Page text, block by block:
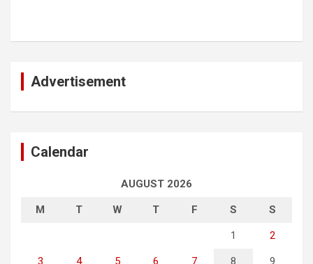
Advertisement
Calendar
AUGUST 2026
M T W T F S S
1 2
3 4 5 6 7 8 9